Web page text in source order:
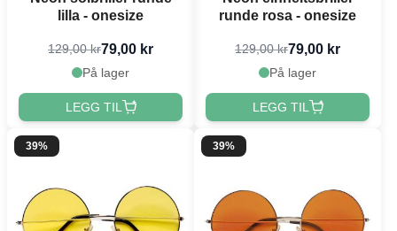
lilla - onesize
129,00 kr79,00 kr
På lager
LEGG TIL
runde rosa - onesize
129,00 kr79,00 kr
På lager
LEGG TIL
39% 39%